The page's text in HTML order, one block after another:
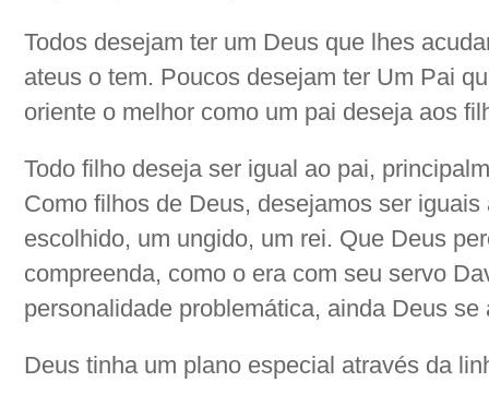
Todos desejam ter um Deus que lhes
ateus o tem. Poucos desejam ter Um Pai
oriente o melhor como um pai deseja aos
Todo filho deseja ser igual ao pai,
Como filhos de Deus, desejamos ser
escolhido, um ungido, um rei. Que Deus
compreenda, como o era com seu servo
personalidade problemática, ainda Deus se
Deus tinha um plano especial através da